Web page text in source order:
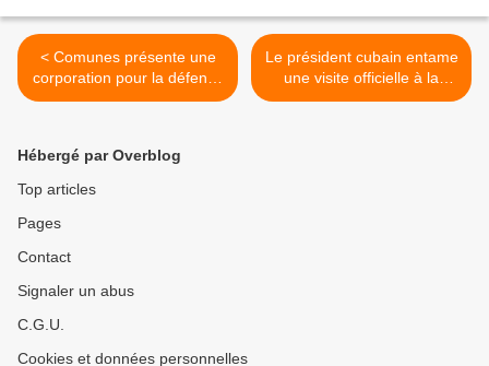
< Comunes présente une
corporation pour la défense
des droits de l'homme en
Le président cubain entame
une visite officielle à la
Grenade >
Hébergé par Overblog
Top articles
Pages
Contact
Signaler un abus
C.G.U.
Cookies et données personnelles